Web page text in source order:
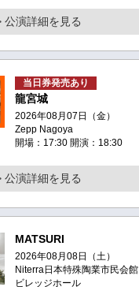
公演詳細を見る
当日券発売あり
龍宮城
2026年08月07日（金）
Zepp Nagoya
開場：17:30 開演：18:30
公演詳細を見る
MATSURI
2026年08月08日（土）
Niterra日本特殊陶業市民会館
ビレッジホール